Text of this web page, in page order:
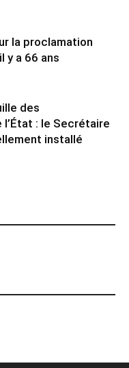
la proclamation
y a 66 ans
des
: le Secrétaire
installé